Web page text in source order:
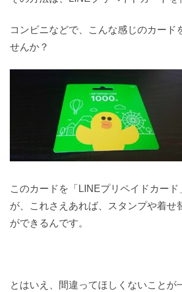
コンビニなどで、こんな感じのカード
せんか？
このカードを「LINEプリペイドカード
が、これさえあれば、スタンプや着せ
ができるんです。
とはいえ、間違ってほしくないことが